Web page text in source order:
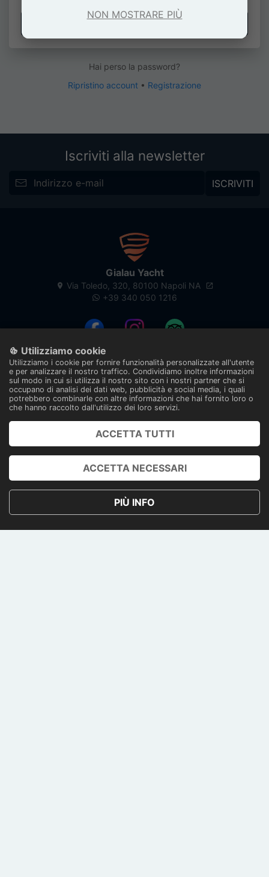
ACCEDI
Hai perso la password?
Ripristino account • Registrazione
Iscriviti alla newsletter
ISCRIVITI
Gialau Yacht
Via Toledo, 320, 80100 Napoli NA
+39 340 050 1216
Con tecnologia
PRENOTA
ACCOUNT
PRIVACY POLICY
TERMINI E CONDIZIONI
Utilizziamo cookie
Utilizziamo i cookie per fornire funzionalità personalizzate all'utente
e per analizzare il nostro traffico. Condividiamo inoltre informazioni
sul modo in cui si utilizza il nostro sito con i nostri partner che si
occupano di analisi dei dati web, pubblicità e social media, i quali
potrebbero combinarle con altre informazioni che hai fornito loro o
che hanno raccolto dall'utilizzo dei loro servizi.
ACCETTA TUTTI
ACCETTA NECESSARI
PIÙ INFO
NON MOSTRARE PIÙ